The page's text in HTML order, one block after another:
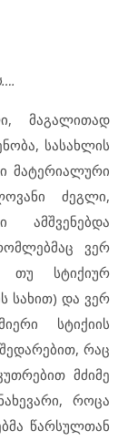
….
მაგალითად
სასახლის
მატერიალური
ძეგლი,
ამშვენებდა
ვერ
თუ სტიქიურ
სახით) და ვერ
სტიქიის
რაც
მძიმე
როცა
წარსულთან